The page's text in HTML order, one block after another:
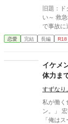
ックスの
旧題：
い～ 救急救命士として働く雫石月は、勤務明けに乗っていたバス
で事故に遭う。 どうやら、バスの運転
だ。 乗客にAEDを探してきてもらうように頼み、救助活動をして
いるとボ
とを『
マスク
車に同乗して去っ
くない相手の正体は⁇ 作品は
とは異
恋愛 完結 長編 R18
イケメ
体力ま
すずなり。
私が働く食堂
ン。」 宏斗「俺もー。」 航平「俺、から揚げつけてー。」 優弥
「俺はスープ付き。」 み